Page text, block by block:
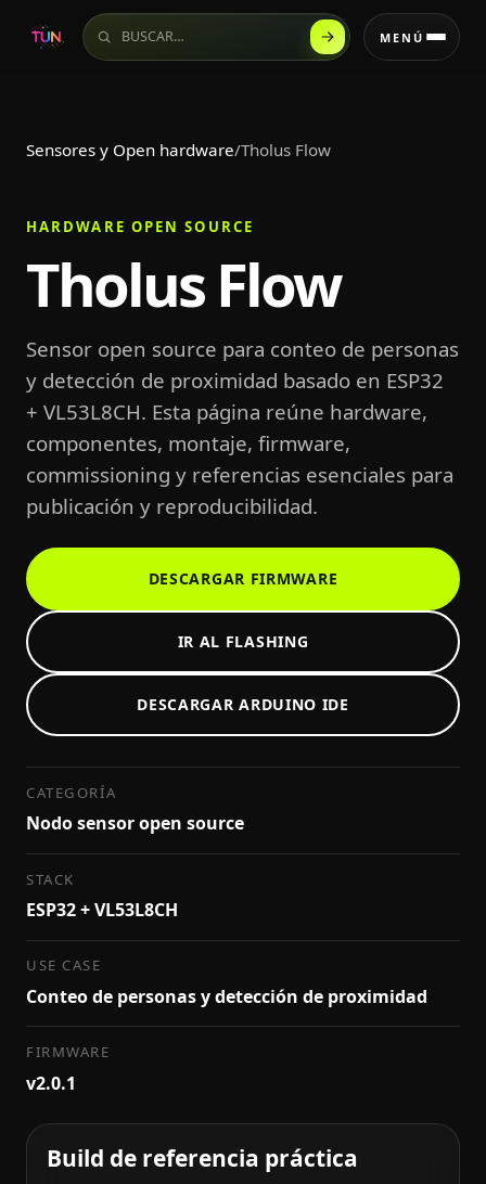
Buscar en el sitio MENÚ
Sensores y Open hardware/Tholus Flow
HARDWARE OPEN SOURCE
Tholus Flow
Sensor open source para conteo de personas
y detección de proximidad basado en ESP32
+ VL53L8CH. Esta página reúne hardware,
componentes, montaje, firmware,
commissioning y referencias esenciales para
publicación y reproducibilidad.
DESCARGAR FIRMWARE
IR AL FLASHING
DESCARGAR ARDUINO IDE
CATEGORÍA
Nodo sensor open source
STACK
ESP32 + VL53L8CH
USE CASE
Conteo de personas y detección de proximidad
FIRMWARE
v2.0.1
Build de referencia práctica